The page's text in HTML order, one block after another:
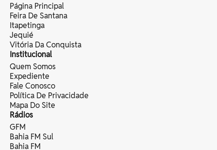
Página Principal
Feira De Santana
Itapetinga
Jequié
Vitória Da Conquista
Institucional
Quem Somos
Expediente
Fale Conosco
Política De Privacidade
Mapa Do Site
Rádios
GFM
Bahia FM Sul
Bahia FM